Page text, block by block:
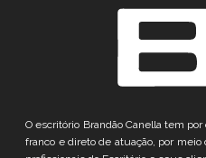
O escritório Brandão Canella tem
franco e direto de atuação, por meio